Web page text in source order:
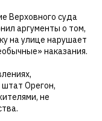
Верховного суда
аргументы о том,
на улице нарушает
наказания.
Орегон,
не